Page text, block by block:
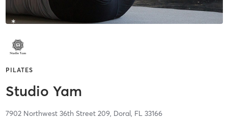
PILATES
Studio Yam
7902 Northwest 36th Street 209, Doral, FL 33166